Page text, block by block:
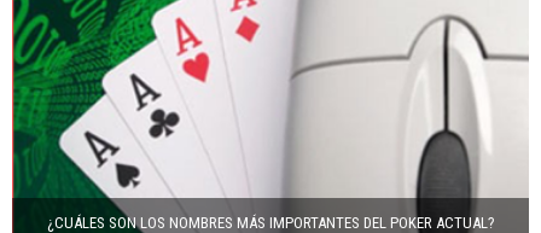
¿CUÁLES SON LOS NOMBRES MÁS IMPORTANTES DEL POKER ACTUAL?